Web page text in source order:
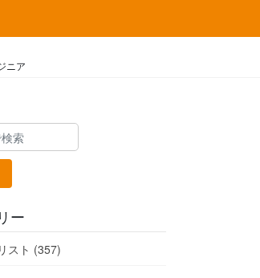
ニア
ー
スト (357)